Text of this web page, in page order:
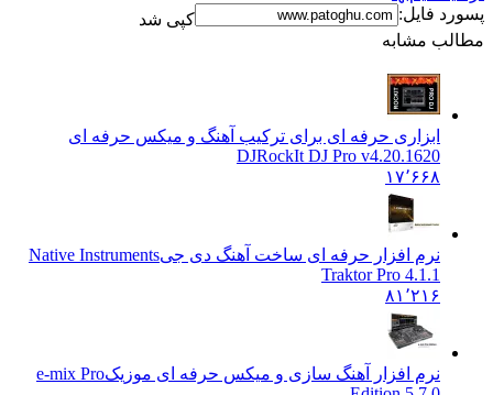
فایل:
کپی شد
مشابه
ابزاری حرفه ای برای ترکیب آهنگ و میکس حرفه ای
DJRockIt DJ Pro v4.20.1620
۱۷٬۶۶۸
نرم افزار حرفه ای ساخت آهنگ دی جیNative Instruments
Traktor Pro 4.1.1
۸۱٬۲۱۶
نرم افزار آهنگ سازی و میکس حرفه ای موزیکe-mix Pro